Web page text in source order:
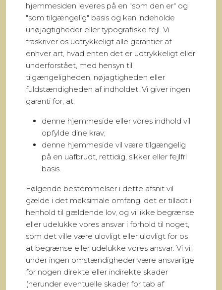
hjemmesiden leveres på en "som den er" og
"som tilgængelig" basis og kan indeholde
unøjagtigheder eller typografiske fejl. Vi
fraskriver os udtrykkeligt alle garantier af
enhver art, hvad enten det er udtrykkeligt eller
underforstået, med hensyn til
tilgængeligheden, nøjagtigheden eller
fuldstændigheden af indholdet. Vi giver ingen
garanti for, at:
denne hjemmeside eller vores indhold vil
opfylde dine krav;
denne hjemmeside vil være tilgængelig
på en uafbrudt, rettidig, sikker eller fejlfri
basis.
Følgende bestemmelser i dette afsnit vil
gælde i det maksimale omfang, det er tilladt i
henhold til gældende lov, og vil ikke begrænse
eller udelukke vores ansvar i forhold til noget,
som det ville være ulovligt eller ulovligt for os
at begrænse eller udelukke vores ansvar. Vi vil
under ingen omstændigheder være ansvarlige
for nogen direkte eller indirekte skader
(herunder eventuelle skader for tab af